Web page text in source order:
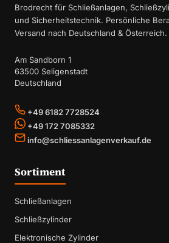
Brodrecht für Schließanlagen,
und Sicherheitstechnik. Persönliche
Versand nach Deutschland & Österreich.
Am Sandborn 1
63500 Seligenstadt
Deutschland
+49 6182 7728524
+49 172 7085332
info@schliessanlagenverkauf.de
Sortiment
Schließanlagen
Schließzylinder
Elektronische Zylinder